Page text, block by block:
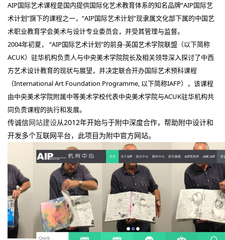
AIP国际艺术课程是国内提供国际化艺术教育体系的知名品牌“AIP国际艺
术计划”旗下的课程之一，“AIP国际艺术计划”现隶属文化部下属的中国艺
术职业教育学会美术与设计专业委员会，并受其管理与监督。
2004年初夏， “AIP国际艺术计划”的前身-英国艺术学院联盟（以下简称
ACUK）驻华机构负责人与中央美术学院院长及相关领导深入探讨了中西
方艺术设计教育的现状与展望，并决定联合开办国际艺术预科课程
（International Art Foundation Programme, 以下简称IAFP），该课程
由中央美术学院附属中等美术学校代表中央美术学院与ACUK驻华机构共
同负责课程的执行和发展。
传诚信网站建设从2012年开始与于附中深度合作，帮助附中设计和
开发多个互联网平台，此项目为附中官方网站。